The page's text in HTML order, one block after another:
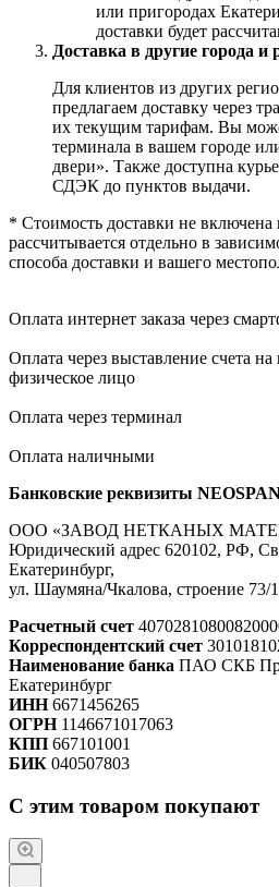
или пригородах
доставки будет
Доставка в другие города и
Для клиентов из других
предлагаем доставку через
их текущим тарифам. Вы
терминала в вашем городе
двери». Также доступна
СДЭК до пунктов выдачи.
* Стоимость доставки не включена
рассчитывается отдельно в
способа доставки и вашего
Оплата интернет заказа через
Оплата через выставление счета
физическое лицо
Оплата через терминал
Оплата наличными
Банковские реквизиты
ООО «ЗАВОД НЕТКАНЫХ
Юридический адрес 620102, РФ,
Екатеринбург,
ул. Шаумяна/Чкалова, строение 73/
Расчетный счет
Корреспондентский счет
Наименование банка ПАО СКБ
Екатеринбург
ИНН6671456265
ОГРН1146671017063
КПП 667101001
БИК 040507803
С этим товаром покупают